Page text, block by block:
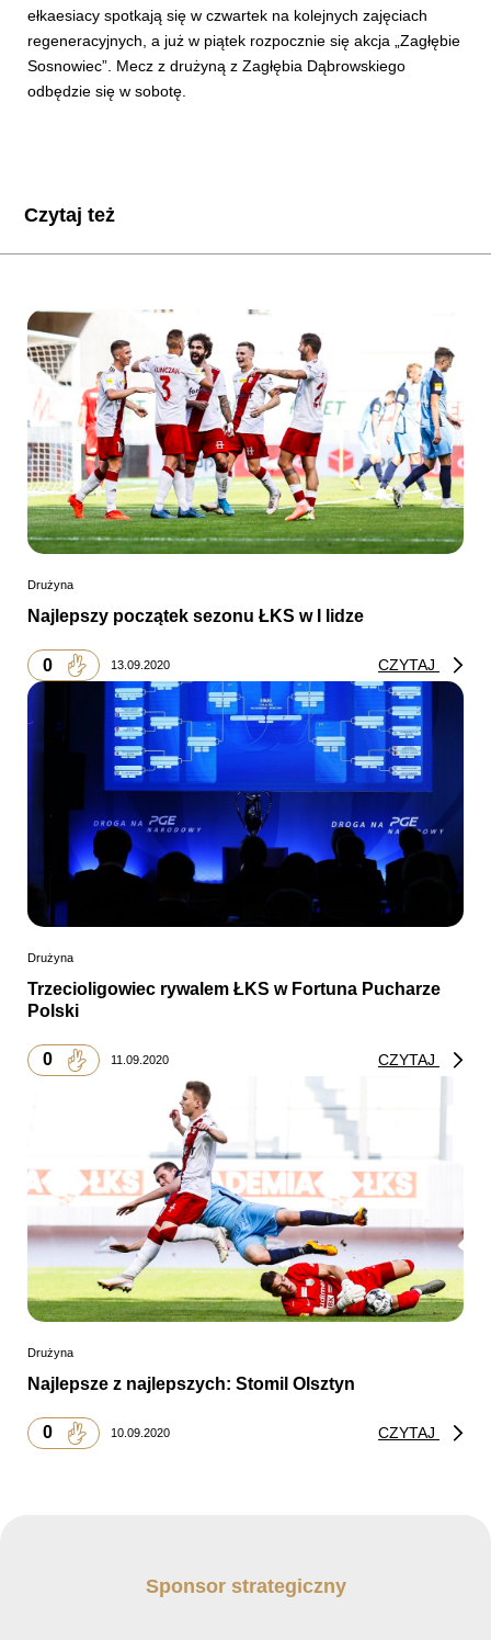
ełkaesiacy spotkają się w czwartek na kolejnych zajęciach
regeneracyjnych, a już w piątek rozpocznie się akcja „Zagłębie
Sosnowiec”. Mecz z drużyną z Zagłębia Dąbrowskiego
odbędzie się w sobotę.
Czytaj też
Drużyna
Najlepszy początek sezonu ŁKS w I lidze
0 13.09.2020 CZYTAJ
Drużyna
Trzecioligowiec rywalem ŁKS w Fortuna Pucharze
Polski
0 11.09.2020 CZYTAJ
Drużyna
Najlepsze z najlepszych: Stomil Olsztyn
0 10.09.2020 CZYTAJ
Sponsor strategiczny